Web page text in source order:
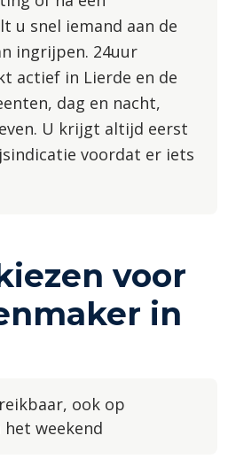
u snel iemand aan de
ingrijpen. 24uur
actief in Lierde en de
dag en nacht,
U krijgt altijd eerst
voordat er iets
voor
in
ook op
weekend